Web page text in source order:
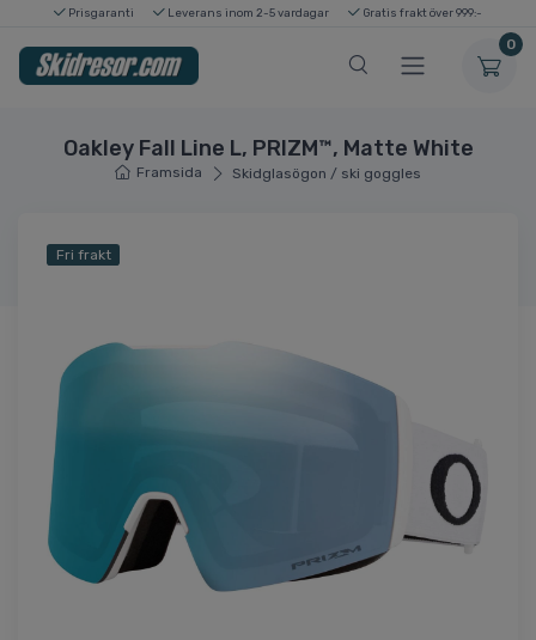
Prisgaranti Leverans inom 2-5 vardagar Gratis frakt över 999:-
0
Oakley Fall Line L, PRIZM™, Matte White
Framsida Skidglasögon / ski goggles
Fri frakt